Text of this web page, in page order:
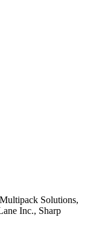
Solutions,
Inc., Sharp